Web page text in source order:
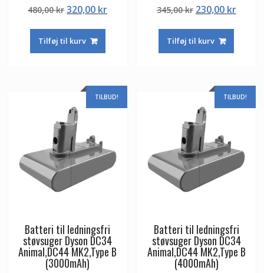
480,00krDen
pris
var:
320,00 krDen
Tilføj til kurv
345,00kr Den
pris
var:
230,00 krDen
Tilføj til kurv
TILBUD!
Batteri til ledningsfri
støvsuger Dyson DC34
Animal,DC44 MK2,Type B
(3000mAh)
TILBUD!
Batteri til ledningsfri
støvsuger Dyson DC34
Animal,DC44 MK2,Type B
(4000mAh)